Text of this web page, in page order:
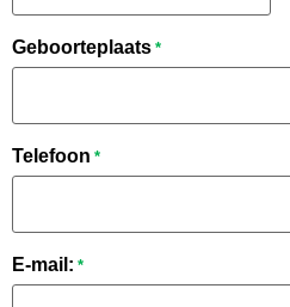
Geboorteplaats *
Telefoon *
E-mail: *